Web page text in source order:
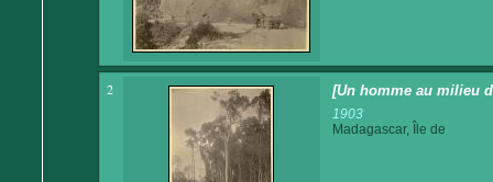
2 [Un homme au milieu
1903
Madagascar, Île de